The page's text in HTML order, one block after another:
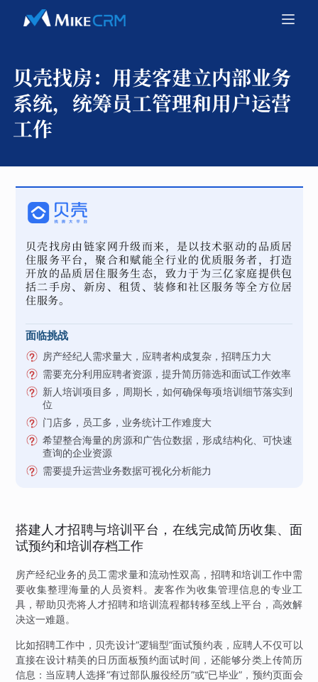
贝壳找房： 用麦客建立内部业务
系统，统筹员工管理和用户运营
工作
贝壳找房由链家网升级而来，是以技术驱动的品质居
住服务平台，聚合和赋能全行业的优质服务者，打造
开放的品质居住服务生态，致力于为三亿家庭提供包
括二手房、新房、租赁、装修和社区服务等全方位居
住服务。
面临挑战
房产经纪人需求量大，应聘者构成复杂，招聘压力大
需要充分利用应聘者资源，提升简历筛选和面试工作效率
新人培训项目多，周期长，如何确保每项培训细节落实到
位
门店多，员工多，业务统计工作难度大
希望整合海量的房源和广告位数据，形成结构化、可快速
查询的企业资源
需要提升运营业务数据可视化分析能力
搭建人才招聘与培训平台，在线完成简历收集、面
试预约和培训存档工作
房产经纪业务的员工需求量和流动性双高，招聘和培训工作中需
要收集整理海量的人员资料。麦客作为收集管理信息的专业工
具，帮助贝壳将人才招聘和培训流程都转移至线上平台，高效解
决这一难题。
比如招聘工作中，贝壳设计“逻辑型”面试预约表，应聘人不仅可以
直接在设计精美的日历面板预约面试时间，还能够分类上传简历
信息：当应聘人选择“有过部队服役经历”或“已毕业”，预约页面会